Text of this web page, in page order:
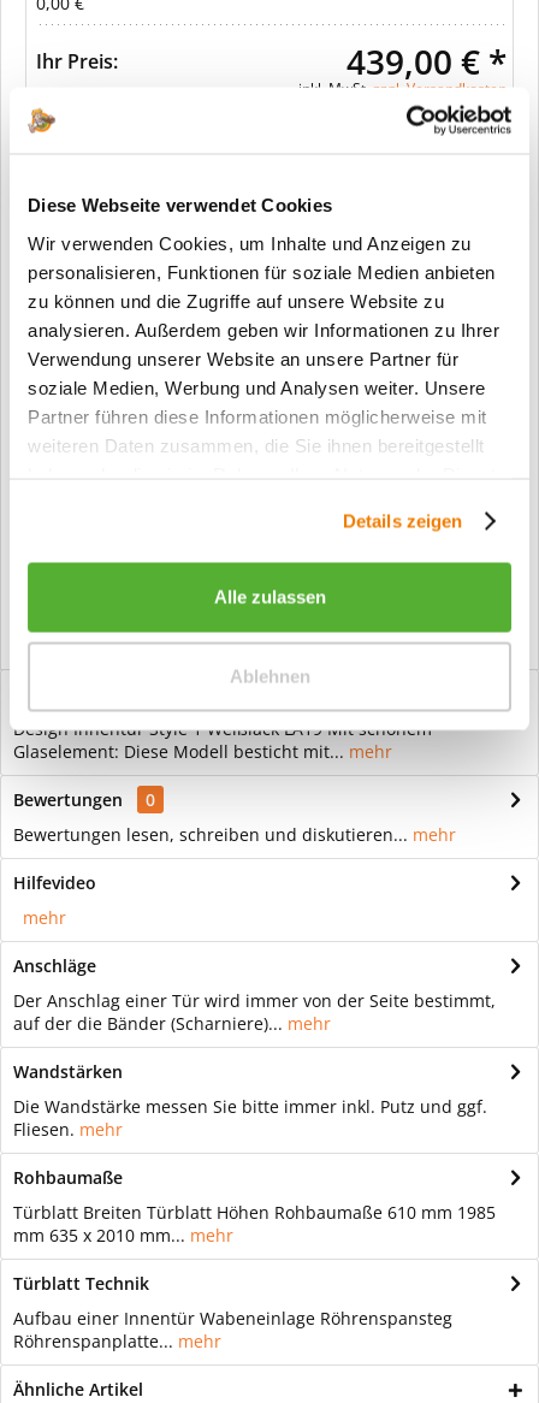
Diese Webseite verwendet Cookies
Wir verwenden Cookies, um Inhalte und Anzeigen zu
personalisieren, Funktionen für soziale Medien anbieten
zu können und die Zugriffe auf unsere Website zu
analysieren. Außerdem geben wir Informationen zu Ihrer
Verwendung unserer Website an unsere Partner für
soziale Medien, Werbung und Analysen weiter. Unsere
Partner führen diese Informationen möglicherweise mit
weiteren Daten zusammen, die Sie ihnen bereitgestellt
Details zeigen
Alle zulassen
Ablehnen
Ihr Preis: 439,00 € *
inkl. MwSt. zzgl. Versandkosten
Merken
Fragen zum Artikel?
Artikel-Nr.:
SW11436
Info:
Dieser Artikel wird gemäß Ihrer
Konfiguration gefertigt. Daher ist er als
Vorteile
Kostenloser Versand ab € 2000,- Bestellwert
Design Innentür Style 1 Weißlack LA19 Mit schönem
Glaselement: Diese Modell besticht mit... mehr
Bewertungen
0
Bewertungen lesen, schreiben und diskutieren... mehr
Hilfevideo
mehr
Anschläge
Der Anschlag einer Tür wird immer von der Seite bestimmt,
auf der die Bänder (Scharniere)... mehr
Wandstärken
Die Wandstärke messen Sie bitte immer inkl. Putz und ggf.
Fliesen. mehr
Rohbaumaße
Türblatt Breiten Türblatt Höhen Rohbaumaße 610 mm 1985
mm 635 x 2010 mm... mehr
Türblatt Technik
Aufbau einer Innentür Wabeneinlage Röhrenspansteg
Röhrenspanplatte... mehr
Ähnliche Artikel